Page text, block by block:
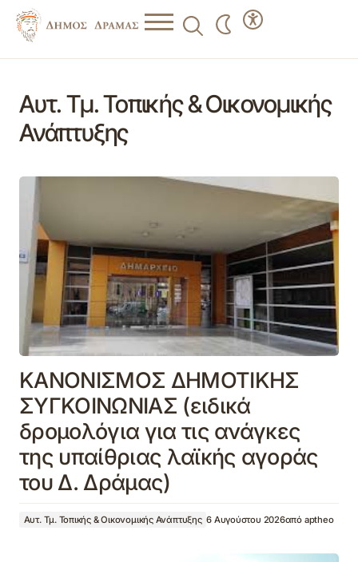
Αυτ. Τμ. Τοπικής & Οικονομικής
Ανάπτυξης
ΚΑΝΟΝΙΣΜΟΣ ΔΗΜΟΤΙΚΗΣ
ΣΥΓΚΟΙΝΩΝΙΑΣ (ειδικά
δρομολόγια για τις ανάγκες
της υπαίθριας λαϊκής αγοράς
του Δ. Δράμας)
Αυτ. Τμ. Τοπικής & Οικονομικής Ανάπτυξης 6 Αυγούστου 2026από aptheo